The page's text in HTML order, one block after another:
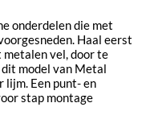
onderdelen die met
Haal eerst
vel, door te
dit model van Metal
Een punt- en
stap montage